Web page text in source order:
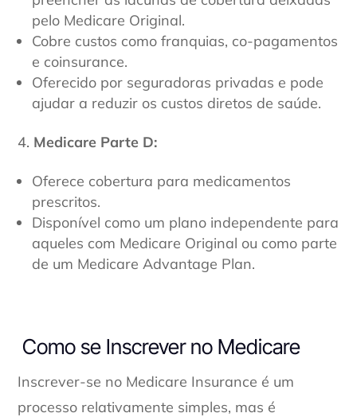
pelo Medicare Original.
Cobre custos como franquias, co-pagamentos
e coinsurance.
Oferecido por seguradoras privadas e pode
ajudar a reduzir os custos diretos de saúde.
Medicare Parte D:
Oferece cobertura para medicamentos
prescritos.
Disponível como um plano independente para
aqueles com Medicare Original ou como parte
de um Medicare Advantage Plan.
Como se Inscrever no Medicare
Inscrever-se no Medicare Insurance é um
processo relativamente simples, mas é